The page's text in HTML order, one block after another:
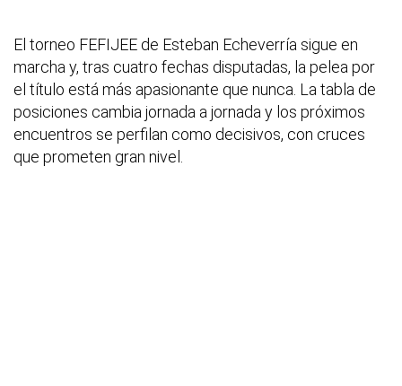
El torneo FEFIJEE de Esteban Echeverría sigue en
marcha y, tras cuatro fechas disputadas, la pelea por
el título está más apasionante que nunca. La tabla de
posiciones cambia jornada a jornada y los próximos
encuentros se perfilan como decisivos, con cruces
que prometen gran nivel.